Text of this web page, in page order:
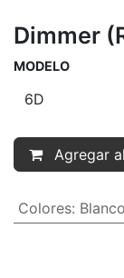
Dimmer
MODELO
Agregar
Colores: Blanco